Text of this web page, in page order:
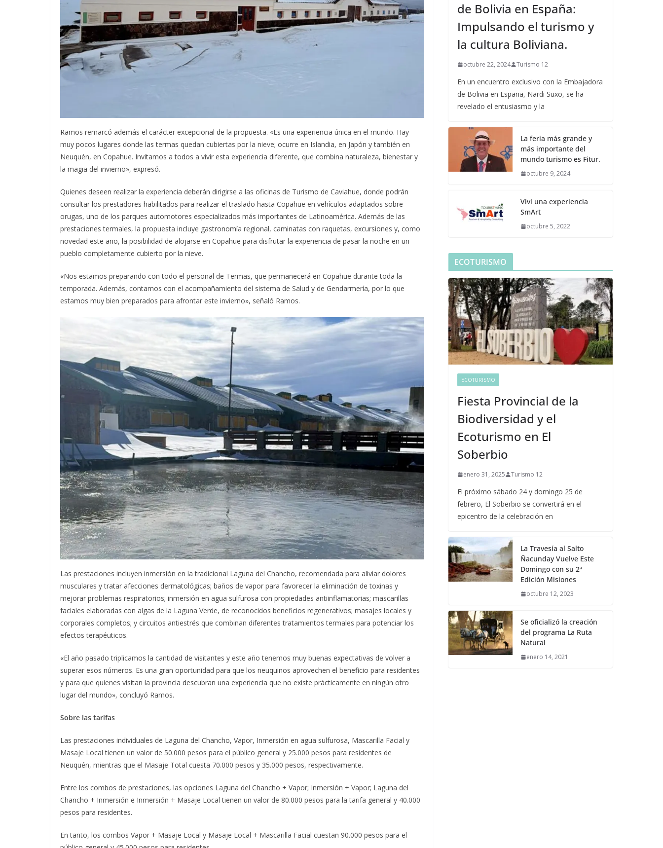
Ramos remarcó además el carácter excepcional de la propuesta. «Es una experiencia única en el mundo. Hay
muy pocos lugares donde las termas quedan cubiertas por la nieve; ocurre en Islandia, en Japón y también en
Neuquén, en Copahue. Invitamos a todos a vivir esta experiencia diferente, que combina naturaleza, bienestar y
la magia del invierno», expresó.
Quienes deseen realizar la experiencia deberán dirigirse a las oficinas de Turismo de Caviahue, donde podrán
consultar los prestadores habilitados para realizar el traslado hasta Copahue en vehículos adaptados sobre
orugas, uno de los parques automotores especializados más importantes de Latinoamérica. Además de las
prestaciones termales, la propuesta incluye gastronomía regional, caminatas con raquetas, excursiones y, como
novedad este año, la posibilidad de alojarse en Copahue para disfrutar la experiencia de pasar la noche en un
pueblo completamente cubierto por la nieve.
«Nos estamos preparando con todo el personal de Termas, que permanecerá en Copahue durante toda la
temporada. Además, contamos con el acompañamiento del sistema de Salud y de Gendarmería, por lo que
estamos muy bien preparados para afrontar este invierno», señaló Ramos.
Las prestaciones incluyen inmersión en la tradicional Laguna del Chancho, recomendada para aliviar dolores
musculares y tratar afecciones dermatológicas; baños de vapor para favorecer la eliminación de toxinas y
mejorar problemas respiratorios; inmersión en agua sulfurosa con propiedades antiinflamatorias; mascarillas
faciales elaboradas con algas de la Laguna Verde, de reconocidos beneficios regenerativos; masajes locales y
corporales completos; y circuitos antiestrés que combinan diferentes tratamientos termales para potenciar los
efectos terapéuticos.
«El año pasado triplicamos la cantidad de visitantes y este año tenemos muy buenas expectativas de volver a
superar esos números. Es una gran oportunidad para que los neuquinos aprovechen el beneficio para residentes
y para que quienes visitan la provincia descubran una experiencia que no existe prácticamente en ningún otro
lugar del mundo», concluyó Ramos.
Sobre las tarifas
Las prestaciones individuales de Laguna del Chancho, Vapor, Inmersión en agua sulfurosa, Mascarilla Facial y
Masaje Local tienen un valor de 50.000 pesos para el público general y 25.000 pesos para residentes de
Neuquén, mientras que el Masaje Total cuesta 70.000 pesos y 35.000 pesos, respectivamente.
Entre los combos de prestaciones, las opciones Laguna del Chancho + Vapor; Inmersión + Vapor; Laguna del
Chancho + Inmersión e Inmersión + Masaje Local tienen un valor de 80.000 pesos para la tarifa general y 40.000
pesos para residentes.
En tanto, los combos Vapor + Masaje Local y Masaje Local + Mascarilla Facial cuestan 90.000 pesos para el
de Bolivia en España:
Impulsando el turismo y
la cultura Boliviana.
octubre 22, 2024 Turismo 12
En un encuentro exclusivo con la Embajadora
de Bolivia en España, Nardi Suxo, se ha
revelado el entusiasmo y la
La feria más grande y
más importante del
mundo turismo es Fitur.
octubre 9, 2024
Viví una experiencia
SmArt
octubre 5, 2022
ECOTURISMO
ECOTURISMO
Fiesta Provincial de la
Biodiversidad y el
Ecoturismo en El
Soberbio
enero 31, 2025 Turismo 12
El próximo sábado 24 y domingo 25 de
febrero, El Soberbio se convertirá en el
epicentro de la celebración en
La Travesía al Salto
Ñacunday Vuelve Este
Domingo con su 2ª
Edición Misiones
octubre 12, 2023
Se oficializó la creación
del programa La Ruta
Natural
enero 14, 2021